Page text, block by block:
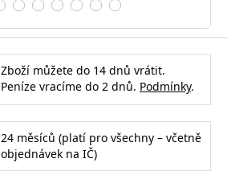
Zboží můžete do 14 dnů vrátit.
Peníze vracíme do 2 dnů. Podmínky.
24 měsíců (platí pro všechny – včetně
objednávek na IČ)